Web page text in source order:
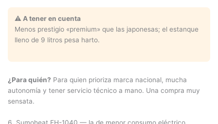
⚠️ A tener en cuenta
Menos prestigio «premium» que las japonesas; el estanque
lleno de 9 litros pesa harto.
¿Para quién? Para quien prioriza marca nacional, mucha
autonomía y tener servicio técnico a mano. Una compra muy
sensata.
6. Sumoheat FH-1040 — la de menor consumo eléctrico